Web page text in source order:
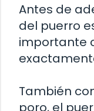
Antes de
del puerro
importante
También
poro, el